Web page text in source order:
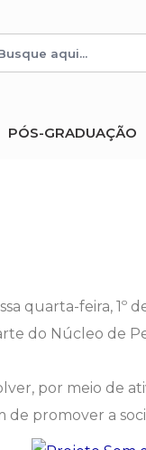
PÓS-GRADUAÇÃO
quarta-feira,
do Núcleo de
por meio de
promover a